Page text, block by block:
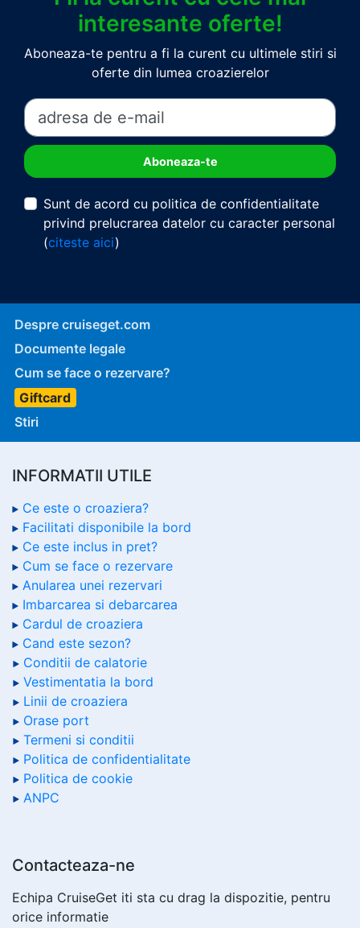
interesante oferte!
Aboneaza-te pentru a fi la curent cu ultimele stiri si
oferte din lumea croazierelor
Sunt de acord cu politica de confidentialitate
privind prelucrarea datelor cu caracter personal
(citeste aici)
Despre cruiseget.com
Documente legale
Cum se face o rezervare?
Giftcard
Stiri
INFORMATII UTILE
Ce este o croaziera?
Facilitati disponibile la bord
Ce este inclus in pret?
Cum se face o rezervare
Anularea unei rezervari
Imbarcarea si debarcarea
Cardul de croaziera
Cand este sezon?
Conditii de calatorie
Vestimentatia la bord
Linii de croaziera
Orase port
Termeni si conditii
Politica de confidentialitate
Politica de cookie
ANPC
Contacteaza-ne
Echipa CruiseGet iti sta cu drag la dispozitie, pentru
orice informatie